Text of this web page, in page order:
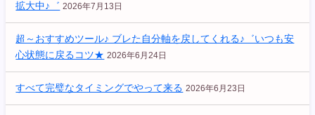
拡大中♪゛ 2026年7月13日
超～おすすめツール♪ ブレた自分軸を戻してくれる♪゛いつも安
心状態に戻るコツ★ 2026年6月24日
すべて完璧なタイミングでやって来る 2026年6月23日